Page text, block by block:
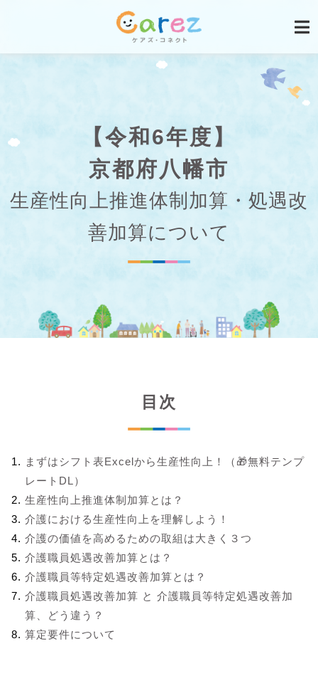
【令和6年度】
京都府八幡市
生産性向上推進体制加算・処遇改
善加算について
目次
まずはシフト表Excelから生産性向上！（🎁無料テンプ
レートDL）
生産性向上推進体制加算とは？
介護における生産性向上を理解しよう！
介護の価値を高めるための取組は大きく３つ
介護職員処遇改善加算とは？
介護職員等特定処遇改善加算とは？
介護職員処遇改善加算 と 介護職員等特定処遇改善加
算、どう違う？
算定要件について